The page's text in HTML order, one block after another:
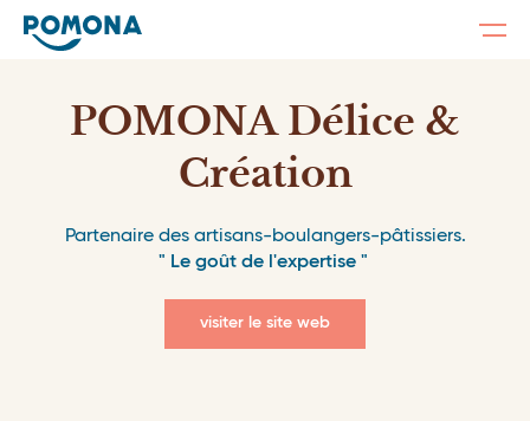
POMONA Délice &
Création
Partenaire des artisans-boulangers-pâtissiers.
" Le goût de l'expertise "
visiter le site web